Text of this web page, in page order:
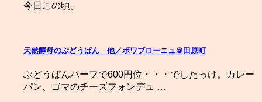
今日この頃。
天然酵母のぶどうぱん 他／ボワブローニュ＠田原町
ぶどうぱんハーフで600円位・・・でしたっけ。カレー
パン、ゴマのチーズフォンデュ …